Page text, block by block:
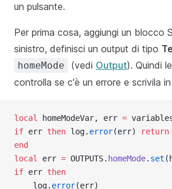
un pulsante.
Per prima cosa, aggiungi un blocco
sinistro, definisci un output di tipo
homeMode (vedi Output). Quindi
controlla se c'è un errore e scrivila
local homeModeVar, err =
if err then log. error(err)
return
end
local err = OUTPUTS. homeMode. set
if err then
    log.
error(err)